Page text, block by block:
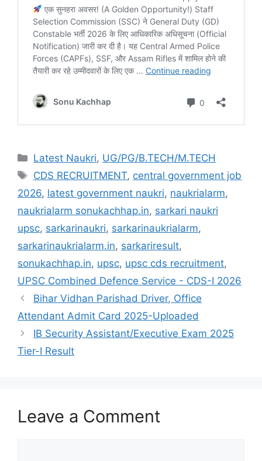
Latest Naukri, UG/PG/B.TECH/M.TECH
CDS RECRUITMENT, central government job
2026, latest government naukri, naukrialarm,
naukrialarm sonukachhap.in, sarkari naukri
upsc, sarkarinaukri, sarkarinaukrialarm,
sarkarinaukrialarm.in, sarkariresult,
sonukachhap.in, upsc, upsc cds recruitment,
UPSC Combined Defence Service - CDS-I 2026
Bihar Vidhan Parishad Driver, Office
Attendant Admit Card 2025-Uploaded
IB Security Assistant/Executive Exam 2025
Tier-I Result
Leave a Comment